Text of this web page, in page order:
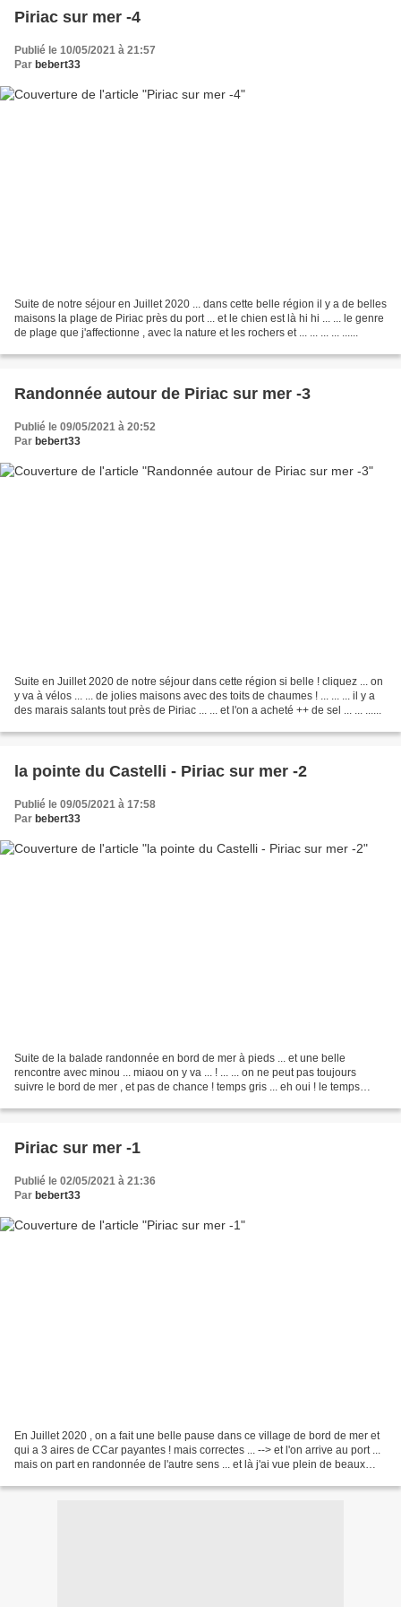
Piriac sur mer -4
Publié le 10/05/2021 à 21:57
Par bebert33
Suite de notre séjour en Juillet 2020 ... dans cette belle région il y a de belles
maisons la plage de Piriac près du port ... et le chien est là hi hi ... ... le genre
de plage que j'affectionne , avec la nature et les rochers et ... ... ... ... ......
Randonnée autour de Piriac sur mer -3
Publié le 09/05/2021 à 20:52
Par bebert33
Suite en Juillet 2020 de notre séjour dans cette région si belle ! cliquez ... on
y va à vélos ... ... de jolies maisons avec des toits de chaumes ! ... ... ... il y a
des marais salants tout près de Piriac ... ... et l'on a acheté ++ de sel ... ... ......
la pointe du Castelli - Piriac sur mer -2
Publié le 09/05/2021 à 17:58
Par bebert33
Suite de la balade randonnée en bord de mer à pieds ... et une belle
rencontre avec minou ... miaou on y va ... ! ... ... on ne peut pas toujours
suivre le bord de mer , et pas de chance ! temps gris ... eh oui ! le temps
Piriac sur mer -1
Publié le 02/05/2021 à 21:36
Par bebert33
En Juillet 2020 , on a fait une belle pause dans ce village de bord de mer et
qui a 3 aires de CCar payantes ! mais correctes ... --> et l'on arrive au port ...
mais on part en randonnée de l'autre sens ... et là j'ai vue plein de beaux